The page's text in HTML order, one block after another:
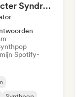
Main Character Syndrome
Spotify-